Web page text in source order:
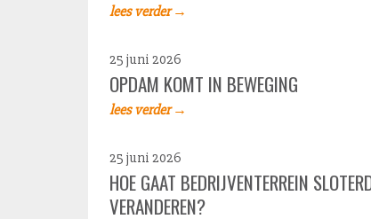
lees verder →
25 juni 2026
OPDAM KOMT IN BEWEGING
lees verder →
25 juni 2026
HOE GAAT BEDRIJVENTERREIN
VERANDEREN?